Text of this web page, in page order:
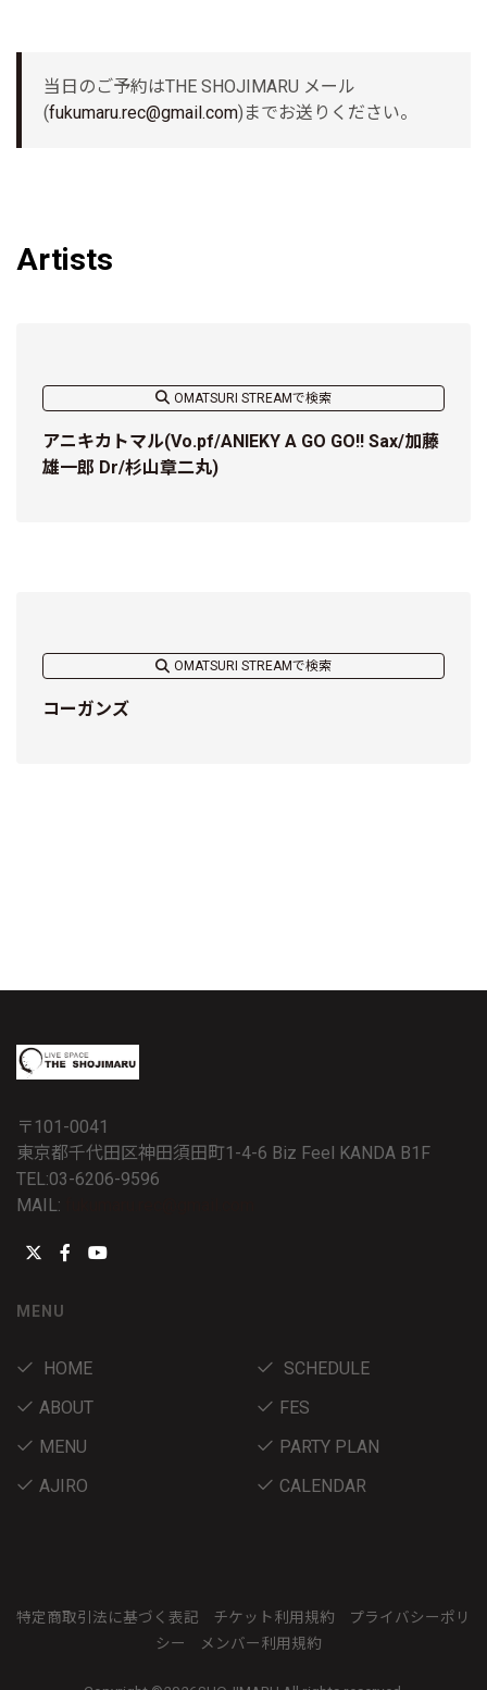
当日のご予約はTHE SHOJIMARU メール
(fukumaru.rec@gmail.com)までお送りください。
Artists
OMATSURI STREAMで検索
アニキカトマル(Vo.pf/ANIEKY A GO GO!! Sax/加藤
雄一郎 Dr/杉山章二丸)
OMATSURI STREAMで検索
コーガンズ
〒101-0041
東京都千代田区神田須田町1-4-6 Biz Feel KANDA B1F
TEL:03-6206-9596
MAIL:
MENU
HOME
SCHEDULE
ABOUT
FES
MENU
PARTY PLAN
AJIRO
CALENDAR
特定商取引法に基づく表記 チケット利用規約
プライバシーポリ
シー
メンバー利用規約